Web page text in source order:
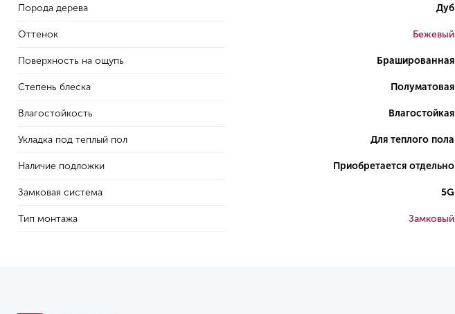
Порода дерева Дуб
Оттенок Бежевый
Поверхность на ощупь Брашированная
Степень блеска Полуматовая
Влагостойкость Влагостойкая
Укладка под теплый пол Для теплого пола
Наличие подложки Приобретается отдельно
Замковая система 5G
Тип монтажа Замковый